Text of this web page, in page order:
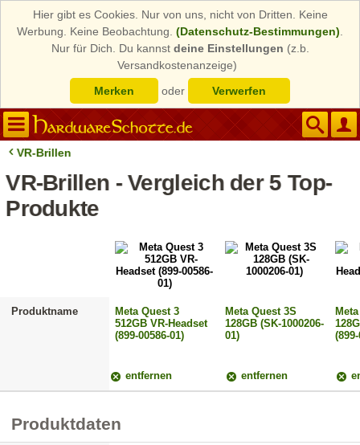
Hier gibt es Cookies. Nur von uns, nicht von Dritten. Keine
Werbung. Keine Beobachtung. (Datenschutz-Bestimmungen)
Nur für Dich. Du kannst deine Einstellungen (z.b.
Versandkostenanzeige)
Merken
oder Verwerfen
VR-Brillen
VR-Brillen - Vergleich der 5 Top-
Produkte
Produktname
Meta Quest 3
512GB VR-Headset
(899-00586-01)
Meta Quest 3S
128GB (SK-1000206-
01)
entfernen entfernen
Produktdaten